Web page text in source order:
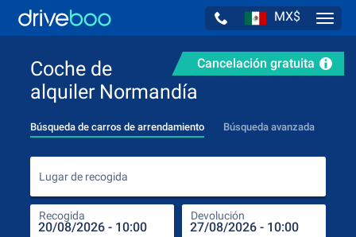
MX$
Cancelación gratuita
Coche de
alquiler Normandía
Búsqueda de carros de arrendamiento Búsqueda avanzada
Lugar de recogida
Recogida Devolución